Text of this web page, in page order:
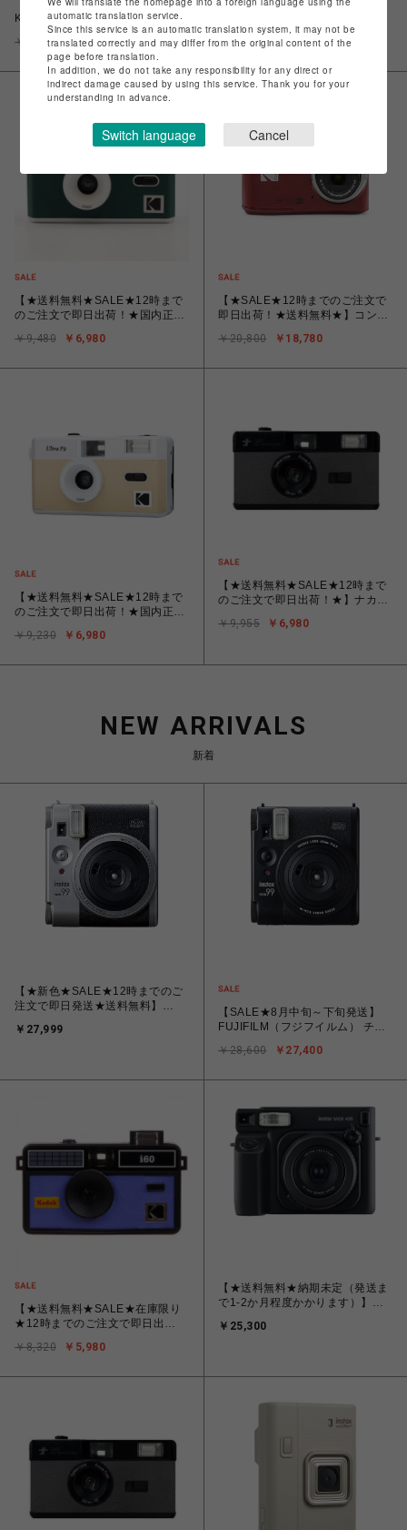
【★SALE★在庫限り★12時までのご注文で即日出荷！】コダック
Kodak EKTAR H35N BT21 Edition [フィルムカメラ ハーフフレーム]
BT21 コラボ
￥7,380
￥11,800
【★送料無料★SALE★12時まで
のご注文で即日出荷！★国内正規
ンプルなフィルムカメラ
￥6,980
￥9,480
【★SALE★12時までのご注文で
即日出荷！★送料無料★】コンパ
PIXPRO レッド FZ45RD
￥18,780
￥20,800
【★送料無料★SALE★12時まで
のご注文で即日出荷！★国内正規
ULTRA F9 ライトベージュ
￥6,980
￥9,230
【★送料無料★SALE★12時まで
のご注文で即日出荷！★】ナカバ
フカメラ ダークグレー （36枚
￥6,980
￥9,955
NEW ARRIVALS
新着
【★新色★SALE★12時までのご
注文で即日発送★送料無料】
キカメラ INSTAX mini99 シル
￥27,999
【SALE★8月中旬～下旬発送】
FUJIFILM（フジフイルム） チェ
ック
￥27,400
￥28,600
【★送料無料★SALE★在庫限り
★12時までのご注文で即日出
i60 ベリーペリ Kodak i60 FILM
￥5,980
￥8,320
【★送料無料★納期未定（発送ま
で1-2か月程度かかります）】富
400 [インスタントカメラ チェキ
ック JET BLACK
￥25,300
automatic translation service.
Since this service is an automatic translation system, it may not be
translated correctly and may differ from the original content of the
page before translation.
In addition, we do not take any responsibility for any direct or
indirect damage caused by using this service. Thank you for your
understanding in advance.
Switch language Cancel